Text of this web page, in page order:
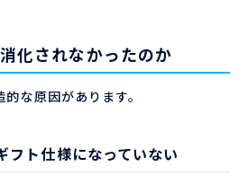
化されなかったのか
な原因があります。
フト仕様になっていない